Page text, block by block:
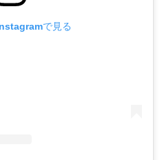
で見る